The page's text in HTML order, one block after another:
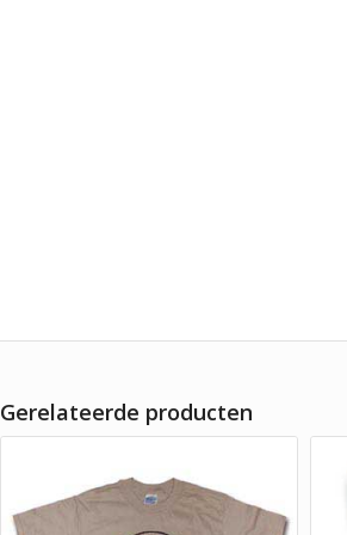
Gerelateerde producten